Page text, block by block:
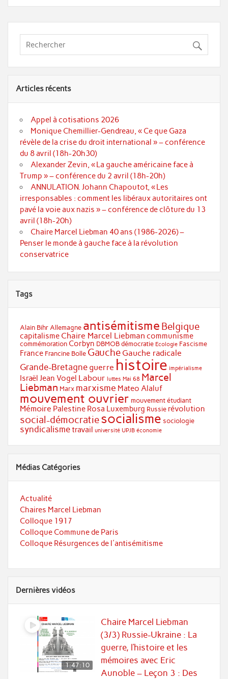
Articles récents
Appel à cotisations 2026
Monique Chemillier-Gendreau, « Ce que Gaza
révèle de la crise du droit international » – conférence
du 8 avril (18h-20h30)
Alexander Zevin, « La gauche américaine face à
Trump » – conférence du 2 avril (18h-20h)
ANNULATION. Johann Chapoutot, « Les
irresponsables : comment les libéraux autoritaires ont
pavé la voie aux nazis » – conférence de clôture du 13
avril (18h-20h)
Chaire Marcel Liebman 40 ans (1986-2026) –
Penser le monde à gauche face à la révolution
conservatrice
Tags
Alain Bihr Allemagne antisémitisme Belgique
capitalisme Chaire Marcel Liebman communisme
commémoration Corbyn DBMOB démocratie Ecologie Fascisme
France Francine Bolle Gauche Gauche radicale
Grande-Bretagne guerre histoire impérialisme
Israël Jean Vogel Labour luttes Mai 68 Marcel
Liebman Marx marxisme Mateo Alaluf
mouvement ouvrier mouvement étudiant
Mémoire Palestine Rosa Luxemburg Russie révolution
social-démocratiesocialisme sociologie
syndicalismetravail université UPJB économie
Médias Catégories
Actualité
Chaires Marcel Liebman
Colloque 1917
Colloque Commune de Paris
Colloque Résurgences de l'antisémitisme
Dernières vidéos
1:47:10
Chaire Marcel Liebman
(3/3) Russie-Ukraine : La
guerre, l’histoire et les
mémoires avec Eric
Aunoble – Leçon 3 : Des